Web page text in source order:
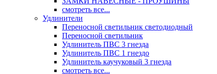
смотреть все...
Удлинители
Переносной светильник светодиодный
Переносной светильник
Удлинитель ПВС 3 гнезда
Удлинитель ПВС 1 гнездо
Удлинитель каучуковый 3 гнезда
смотреть все...